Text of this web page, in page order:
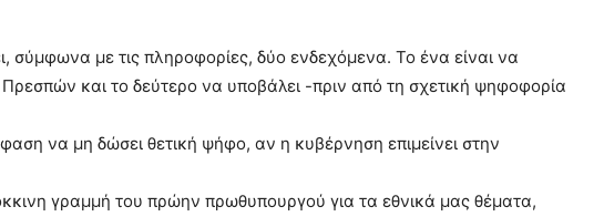
με τις πληροφορίες, δύο ενδεχόμενα. Το ένα είναι να
και το δεύτερο να υποβάλει -πριν από τη σχετική ψηφοφορία
να μη δώσει θετική ψήφο, αν η κυβέρνηση επιμείνει στην
γραμμή του πρώην πρωθυπουργού για τα εθνικά μας θέματα,